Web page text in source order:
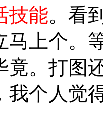
技能。看
马上个。
竟。打图
我个人觉